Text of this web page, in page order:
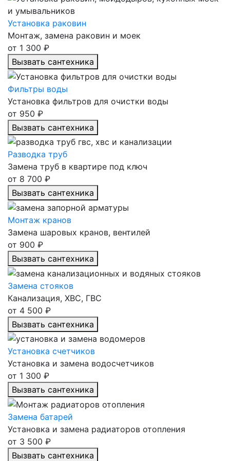
Установка раковин
Монтаж, замена раковин и моек
от 1 300 ₽
Вызвать сантехника
Фильтры воды
Установка фильтров для очистки воды
от 950 ₽
Вызвать сантехника
Разводка труб
Замена труб в квартире под ключ
от 8 700 ₽
Вызвать сантехника
Монтаж кранов
Замена шаровых кранов, вентилей
от 900 ₽
Вызвать сантехника
Замена стояков
Канализация, ХВС, ГВС
от 4 500 ₽
Вызвать сантехника
Установка счетчиков
Установка и замена водосчетчиков
от 1 300 ₽
Вызвать сантехника
Замена батарей
Установка и замена радиаторов отопления
от 3 500 ₽
Вызвать сантехника